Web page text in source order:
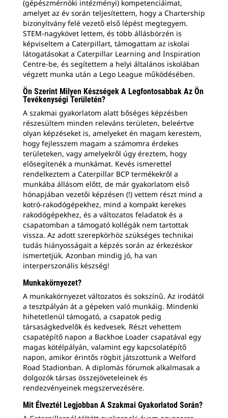
(gépészmérnöki intézményi) kompetenciáimat,
amelyet az év során teljesítettem, hogy a Chartership
bizonyítvány felé vezető első lépést megtegyem.
STEM-nagykövet lettem, és több állásbörzén is
képviseltem a Caterpillart, támogattam az iskolai
látogatásokat a Caterpillar Learning and Inspiration
Centre-be, és segítettem a helyi általános iskolában
végzett munka után a Lego League működésében.
Ön Szerint Milyen Készségek A Legfontosabbak Az Ön
Tevékenységi Területén?
A szakmai gyakorlatom alatt bőséges képzésben
részesültem minden releváns területen, beleértve
olyan képzéseket is, amelyeket én magam kerestem,
hogy fejlesszem magam a számomra érdekes
területeken, vagy amelyekről úgy éreztem, hogy
elősegítenék a munkámat. Kevés ismerettel
rendelkeztem a Caterpillar BCP termékekről a
munkába állásom előtt, de már gyakorlatom első
hónapjában vezetői képzésen (!) vettem részt mind a
kotró-rakodógépekhez, mind a kompakt kerekes
rakodógépekhez, és a változatos feladatok és a
csapatomban a támogató kollégák nem tartottak
vissza. Az adott szerepkörhöz szükséges technikai
tudás hiányosságait a képzés során az érkezéskor
ismertetjük. Azonban mindig jó, ha van
interperszonális készség!
Munkakörnyezet?
A munkakörnyezet változatos és sokszínű. Az irodától
a tesztpályán át a gépeken való munkáig. Mindenki
hihetetlenül támogató, a csapatok pedig
társaságkedvelők és kedvesek. Részt vehettem
csapatépítő napon a Backhoe Loader csapatával egy
magas kötélpályán, valamint egy kapcsolatépítő
napon, amikor érintős rögbit játszottunk a Welford
Road Stadionban. A diplomás fórumok alkalmasak a
dolgozók társas összejöveteleinek és
rendezvényeinek megszervezésére.
Mit Élveztél Legjobban A Szakmai Gyakorlatod Során?